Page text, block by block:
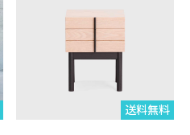
送料無料